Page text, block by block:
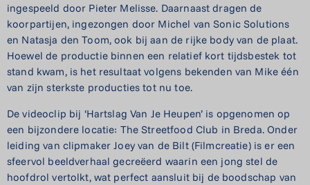
ingespeeld door Pieter Melisse. Daarnaast dragen de
koorpartijen, ingezongen door Michel van Sonic Solutions
en Natasja den Toom, ook bij aan de rijke body van de plaat.
Hoewel de productie binnen een relatief kort tijdsbestek tot
stand kwam, is het resultaat volgens bekenden van Mike één
van zijn sterkste producties tot nu toe.
De videoclip bij ‘Hartslag Van Je Heupen’ is opgenomen op
een bijzondere locatie: The Streetfood Club in Breda. Onder
leiding van clipmaker Joey van de Bilt (Filmcreatie) is er een
sfeervol beeldverhaal gecreëerd waarin een jong stel de
hoofdrol vertolkt, wat perfect aansluit bij de boodschap van